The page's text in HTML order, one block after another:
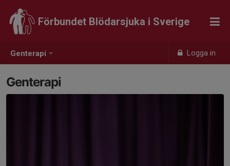
Genterapi Logga in
Förbundet Blödarsjuka i Sverige
Genterapi